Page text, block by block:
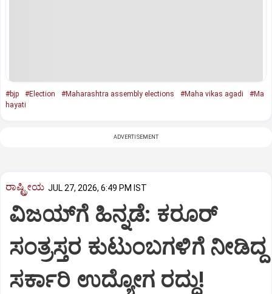
#bjp #Election #Maharashtra assembly elections #Maha vikas agadi
#Ma
hayati
ADVERTISEMENT
ರಾಷ್ಟ್ರೀಯ JUL 27, 2026, 6:49 PM IST
ವಿಜಯ್‌ಗೆ ಹಿನ್ನಡೆ: ಕರೂರ್
ಸಂತ್ರಸ್ತರ ಕುಟುಂಬಗಳಿಗೆ ನೀಡಿದ್ದ
ಸರ್ಕಾರಿ ಉದ್ಯೋಗ ರದ್ದು!